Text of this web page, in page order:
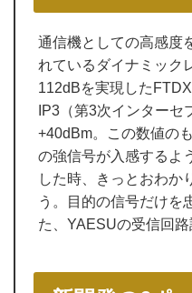
通信機としての高感度
れているダイナミック
112dBを実現した
IP3（第3次インターセ
+40dBm。この数値の
の強信号が入感するよ
した時、きっとおわか
う。目的の信号だけを
た、YAESUの受信回路